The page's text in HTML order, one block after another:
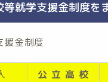
等就学支援金制度を
援金制度
公 立 高 校